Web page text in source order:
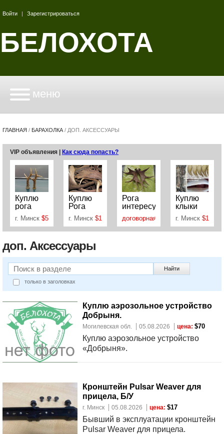
Войти | Зарегистрироваться
БЕЛОХОТА
меню
ГЛАВНАЯ / БАРАХОЛКА / ДОП. АКСЕССУАРЫ
VIP объявления | Как сюда попасть?
Куплю
рога
косули .
Самовывоз
по РБ .
г. Минск $5
Куплю
Рога
Лось
Олень и
др по РБ
г. Минск $1
Рога
интересуют
г. Минск
договорная
Куплю
клыки
волка по
РБ и др
г. Минск $1
доп. Аксессуары
Найти
только в заголовках
Куплю аэрозольное устройство
Добрыня.
Могилевская обл. 05.08.2026 цена: $70
Куплю аэрозольное устройство
«Добрыня».
Кронштейн Pulsar Weaver для
прицела, Б/У
г. Минск 05.08.2026 цена: $17
Бывший в эксплуатации кронштейн
Pulsar Weaver для прицела.